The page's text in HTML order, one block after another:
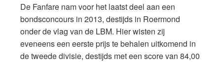
De Fanfare nam voor het laatst deel aan een
bondsconcours in 2013, destijds in Roermond
onder de vlag van de LBM. Hier wisten zij
eveneens een eerste prijs te behalen uitkomend in
de tweede divisie, destijds met een score van 84,00